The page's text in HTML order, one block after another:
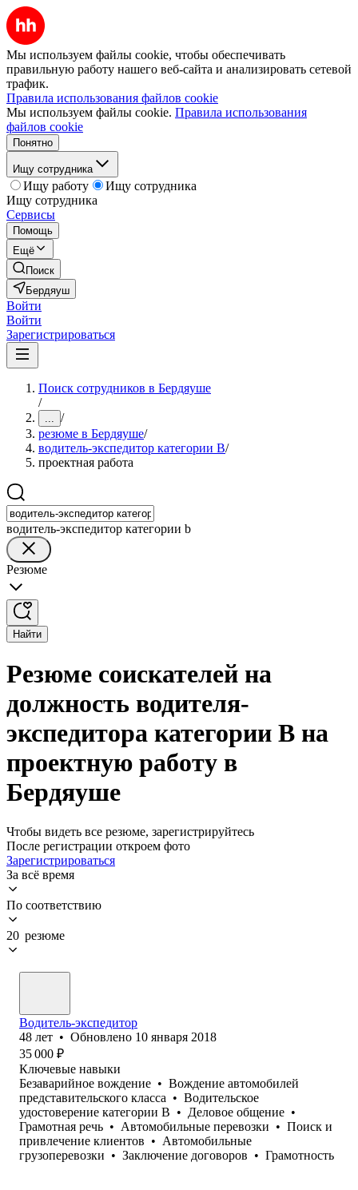
Мы используем файлы cookie, чтобы обеспечивать
правильную работу нашего веб-сайта и анализировать сетевой
трафик.
Правила использования файлов cookie
Мы используем файлы cookie. Правила использования
файлов cookie
Понятно
Ищу сотрудника
Ищу работу
Ищу сотрудника
Ищу сотрудника
Сервисы
Помощь
Ещё
Поиск
Бердяуш
Войти
Войти
Зарегистрироваться
Поиск сотрудников в Бердяуше
/
... /
резюме в Бердяуше/
водитель-экспедитор категории B/
проектная работа
водитель-экспедитор категории b
Резюме
Найти
Резюме соискателей на
должность водителя-
экспедитора категории B на
проектную работу в
Бердяуше
Чтобы видеть все резюме, зарегистрируйтесь
После регистрации откроем фото
Зарегистрироваться
За всё время
По соответствию
20 резюме
Водитель-экспедитор
48 лет • Обновлено 10 января 2018
35 000 ₽
Ключевые навыки
Безаварийное вождение • Вождение автомобилей
представительского класса • Водительское
удостоверение категории B • Деловое общение •
Грамотная речь • Автомобильные перевозки • Поиск и
привлечение клиентов • Автомобильные
грузоперевозки • Заключение договоров • Грамотность